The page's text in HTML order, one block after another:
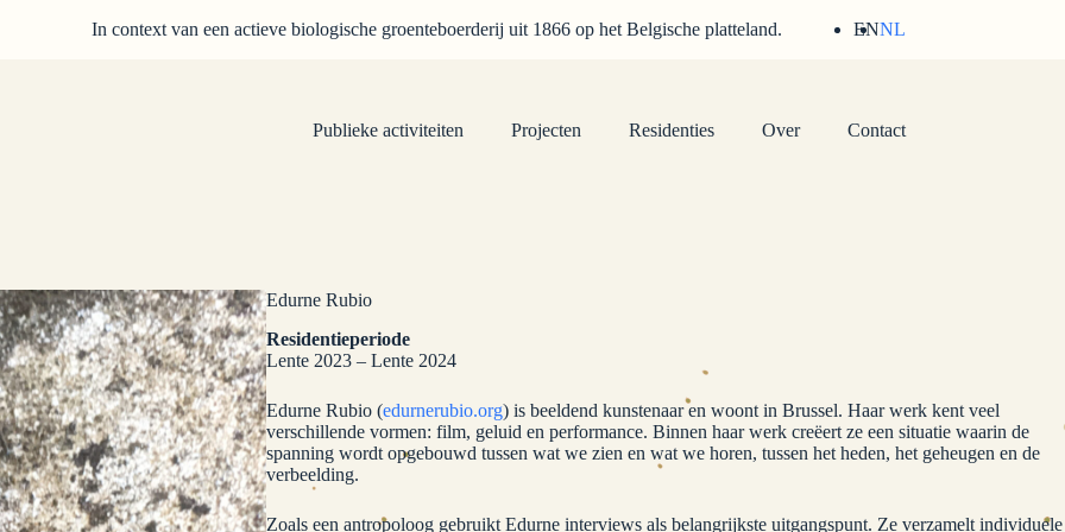
In context van een actieve biologische groenteboerderij uit 1866 op het Belgische platteland. ENNL
Publieke activiteiten Projecten Residenties Over Contact
Edurne Rubio
Residentieperiode
Lente 2023 – Lente 2024
Edurne Rubio (edurnerubio.org) is beeldend kunstenaar en woont in Brussel. Haar werk kent veel
verschillende vormen: film, geluid en performance. Binnen haar werk creëert ze een situatie waarin de
spanning wordt opgebouwd tussen wat we zien en wat we horen, tussen het heden, het geheugen en de
verbeelding.
Zoals een antropoloog gebruikt Edurne interviews als belangrijkste uitgangspunt. Ze verzamelt individuele